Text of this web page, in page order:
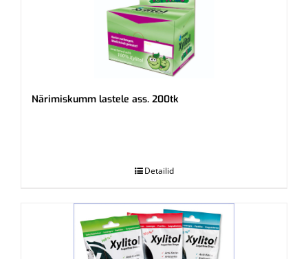
Närimiskumm lastele ass. 200tk
Detailid